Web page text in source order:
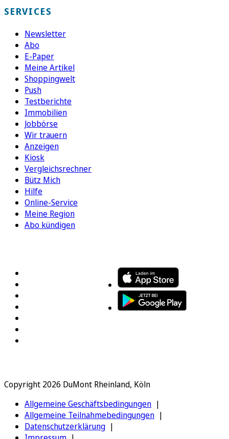
SERVICES
Newsletter
Abo
E-Paper
Meine Artikel
Shoppingwelt
Push
Testberichte
Immobilien
Jobbörse
Wir trauern
Anzeigen
Kiosk
Vergleichsrechner
Bütz Mich
Hilfe
Online-Service
Meine Region
Abo kündigen
Copyright 2026 DuMont Rheinland, Köln
Allgemeine Geschäftsbedingungen
Allgemeine Teilnahmebedingungen
Datenschutzerklärung